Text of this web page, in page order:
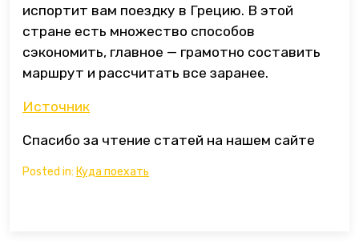
испортит вам поездку в Грецию. В этой
стране есть множество способов
сэкономить, главное — грамотно составить
маршрут и рассчитать все заранее.
Источник
Спасибо за чтение статей на нашем сайте
Posted in: Куда поехать